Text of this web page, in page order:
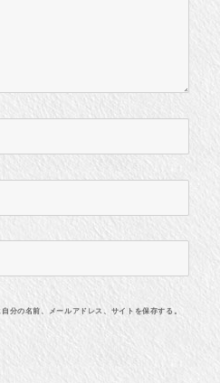
分の名前、メールアドレス、サイトを保存する。